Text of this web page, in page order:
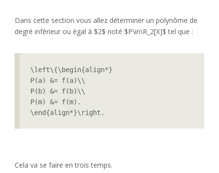
Dans cette section vous allez déterminer un polynôme de
degré inférieur ou égal à $2$ noté $P\in\R_2[X]$ tel que :
\left\{\begin{align*}
P(a) &= f(a)\\
P(b) &= f(b)\\
P(m) &= f(m).
\end{align*}\right.
Cela va se faire en trois temps.